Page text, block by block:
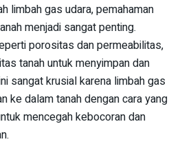
limbah gas udara, pemahaman
menjadi sangat penting.
porositas dan permeabilitas,
tanah untuk menyimpan dan
sangat krusial karena limbah gas
ke dalam tanah dengan cara yang
mencegah kebocoran dan